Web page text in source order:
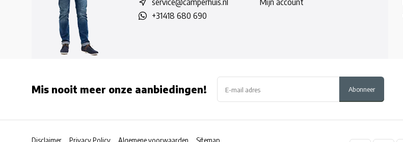
service@camperhuis.nl
+31418 680 690
Mijn account
Mis nooit meer onze aanbiedingen! Abonneer
Disclaimer Privacy Policy Algemene voorwaarden Sitemap